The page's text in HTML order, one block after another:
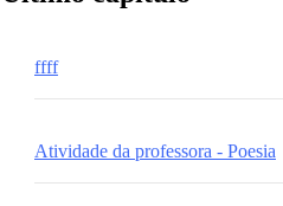
ffff
Atividade da professora - Poesia